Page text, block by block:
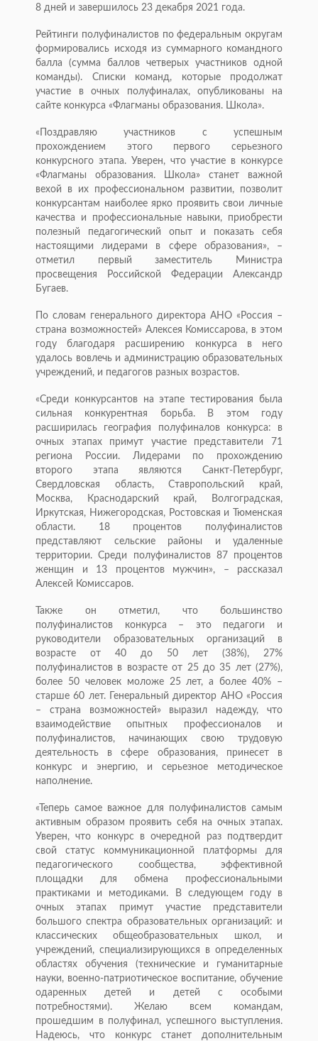
8 дней и завершилось 23 декабря 2021 года.
Рейтинги полуфиналистов по федеральным округам
формировались исходя из суммарного командного
балла (сумма баллов четверых участников одной
команды). Списки команд, которые продолжат
участие в очных полуфиналах, опубликованы на
сайте конкурса «Флагманы образования. Школа».
«Поздравляю участников с успешным
прохождением этого первого серьезного
конкурсного этапа. Уверен, что участие в конкурсе
«Флагманы образования. Школа» станет важной
вехой в их профессиональном развитии, позволит
конкурсантам наиболее ярко проявить свои личные
качества и профессиональные навыки, приобрести
полезный педагогический опыт и показать себя
настоящими лидерами в сфере образования», –
отметил первый заместитель Министра
просвещения Российской Федерации Александр
Бугаев.
По словам генерального директора АНО «Россия –
страна возможностей» Алексея Комиссарова, в этом
году благодаря расширению конкурса в него
удалось вовлечь и администрацию образовательных
учреждений, и педагогов разных возрастов.
«Среди конкурсантов на этапе тестирования была
сильная конкурентная борьба. В этом году
расширилась география полуфиналов конкурса: в
очных этапах примут участие представители 71
региона России. Лидерами по прохождению
второго этапа являются Санкт-Петербург,
Свердловская область, Ставропольский край,
Москва, Краснодарский край, Волгоградская,
Иркутская, Нижегородская, Ростовская и Тюменская
области. 18 процентов полуфиналистов
представляют сельские районы и удаленные
территории. Среди полуфиналистов 87 процентов
женщин и 13 процентов мужчин», – рассказал
Алексей Комиссаров.
Также он отметил, что большинство
полуфиналистов конкурса – это педагоги и
руководители образовательных организаций в
возрасте от 40 до 50 лет (38%), 27%
полуфиналистов в возрасте от 25 до 35 лет (27%),
более 50 человек моложе 25 лет, а более 40% –
старше 60 лет. Генеральный директор АНО «Россия
– страна возможностей» выразил надежду, что
взаимодействие опытных профессионалов и
полуфиналистов, начинающих свою трудовую
деятельность в сфере образования, принесет в
конкурс и энергию, и серьезное методическое
наполнение.
«Теперь самое важное для полуфиналистов самым
активным образом проявить себя на очных этапах.
Уверен, что конкурс в очередной раз подтвердит
свой статус коммуникационной платформы для
педагогического сообщества, эффективной
площадки для обмена профессиональными
практиками и методиками. В следующем году в
очных этапах примут участие представители
большого спектра образовательных организаций: и
классических общеобразовательных школ, и
учреждений, специализирующихся в определенных
областях обучения (технические и гуманитарные
науки, военно-патриотическое воспитание, обучение
одаренных детей и детей с особыми
потребностями). Желаю всем командам,
прошедшим в полуфинал, успешного выступления.
Надеюсь, что конкурс станет дополнительным